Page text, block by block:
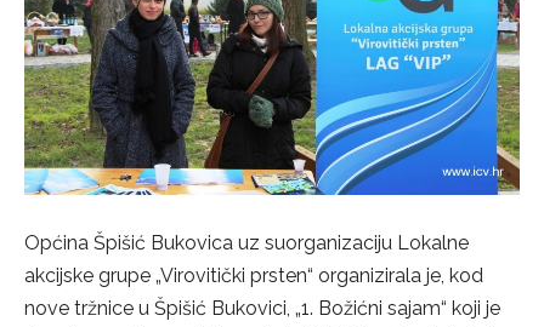
Općina Špišić Bukovica uz suorganizaciju Lokalne
akcijske grupe „Virovitički prsten“ organizirala je, kod
nove tržnice u Špišić Bukovici, „1. Božićni sajam“ koji je